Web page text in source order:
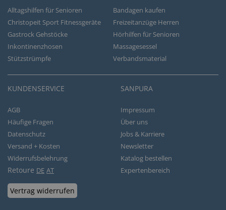
Alltagshilfen für Senioren
Bandagen kaufen
Christopeit Sport Fitnessgeräte
Freizeitanzüge Herren
Gastrock Gehstöcke
Hörhilfen für Senioren
Inkontinenzhosen
Massagesessel
Stützstrümpfe
Verbandsmaterial
KUNDENSERVICE
AGB
Häufige Fragen
Datenschutz
Versand + Kosten
Widerrufsbelehrung
Retoure DE AT
Vertrag widerrufen
SANPURA
Impressum
Über uns
Jobs & Karriere
Newsletter
Katalog bestellen
Expertenbereich